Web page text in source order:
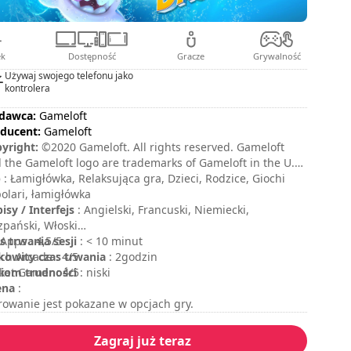
Dostępność Gracze Grywalność
Używaj swojego telefonu jako
kontrolera
Gameloft
Gameloft
©2020 Gameloft. All rights reserved. Gameloft
the Gameloft logo are trademarks of Gameloft in the U.S.
countries. All other trademarks are the property
respective owners.
: Łamigłówka, Relaksująca gra, Dzieci, Rodzice, Giochi
łamigłówka
/ Interfejs : Angielski, Francuski, Niemiecki,
Włoski
trwania sesji : < 10 minut
czas trwania : 2godzin
trudności: niski
:
: 4,5/5
Arcade : 4/5
Gamer : 4/5
jest pokazane w opcjach gry.
Zagraj już teraz